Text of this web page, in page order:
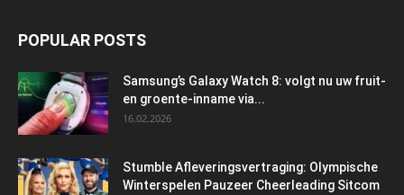
POPULAR POSTS
Samsung’s Galaxy Watch 8: volgt nu uw fruit-
en groente-inname via...
16.02.2026
Stumble Afleveringsvertraging: Olympische
Winterspelen Pauzeer Cheerleading Sitcom